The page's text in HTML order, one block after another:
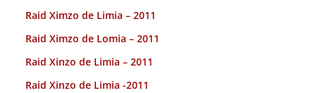
Raid Ximzo de Limia – 2011
Raid Ximzo de Lomia – 2011
Raid Xinzo de Limia – 2011
Raid Xinzo de Limia -2011